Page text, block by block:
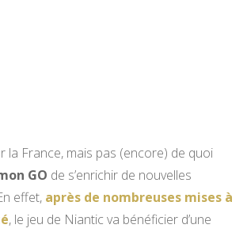
la France, mais pas (encore) de quoi
GO de s’enrichir de nouvelles
effet, après de nombreuses mises à
, le jeu de Niantic va bénéficier d’une